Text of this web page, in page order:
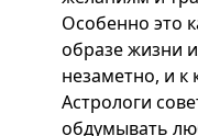
Особенно это
образе жизни
незаметно, и
Астрологи
обдумывать